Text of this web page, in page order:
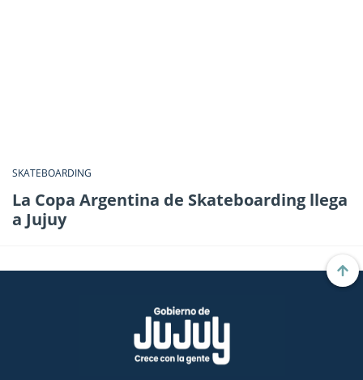
SKATEBOARDING
La Copa Argentina de Skateboarding llega
a Jujuy